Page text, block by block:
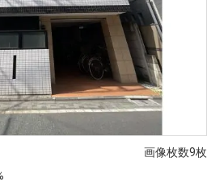
画像枚数9枚